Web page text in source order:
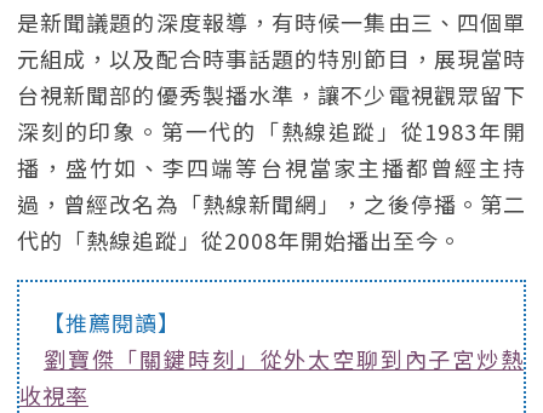
是新聞議題的深度報導，有時候一集由三、四個單
元組成，以及配合時事話題的特別節目，展現當時
台視新聞部的優秀製播水準，讓不少電視觀眾留下
深刻的印象。第一代的「熱線追蹤」從1983年開
播，盛竹如、李四端等台視當家主播都曾經主持
過，曾經改名為「熱線新聞網」，之後停播。第二
代的「熱線追蹤」從2008年開始播出至今。
【推薦閱讀】
劉寶傑「關鍵時刻」從外太空聊到內子宮炒熱
收視率